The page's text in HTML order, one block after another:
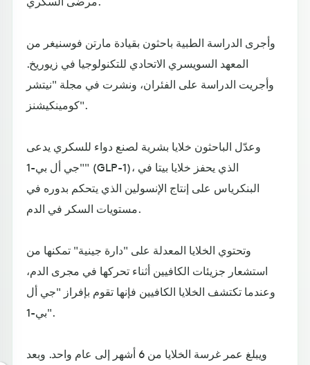
وأجرى الدراسة الطبية باحثون بقيادة مارتن فوسنيغر من
المعهد السويسري الاتحادي للتكنولوجيا في زيوريخ.
وأجريت الدراسة على الفئران، ونشرت في مجلة "نيتشر
كومينكيشنز".
وعدّل الباحثون خلايا بشرية لصنع دواء للسكري يدعى
"جي أل بي-1" (GLP-1)، الذي يحفز خلايا بيتا في
البنكرياس على إنتاج الإنسولين الذي يتحكم بدوره في
مستويات السكر في الدم.
وتحتوي الخلايا المعدلة على "دارة جينية" تمكنها من
استشعار جزيئات الكافيين أثناء تحركها في مجرى الدم،
وعندما تكتشف الخلايا الكافيين فإنها تقوم بإفراز "جي أل
بي-1".
ويبلغ عمر غرسة الخلايا من 6 أشهر إلى عام واحد. وبعد